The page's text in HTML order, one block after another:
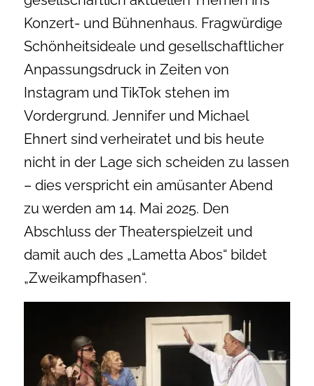
Konzert- und Bühnenhaus. Fragwürdige
Schönheitsideale und gesellschaftlicher
Anpassungsdruck in Zeiten von
Instagram und TikTok stehen im
Vordergrund. Jennifer und Michael
Ehnert sind verheiratet und bis heute
nicht in der Lage sich scheiden zu lassen
– dies verspricht ein amüsanter Abend
zu werden am 14. Mai 2025. Den
Abschluss der Theaterspielzeit und
damit auch des „Lametta Abos“ bildet
„Zweikampfhasen“.